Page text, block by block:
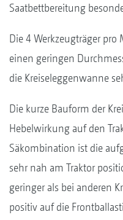
Saatbettbereitung
Die 4 Werkzeugträger
einen geringen
die Kreiseleggenwanne
Die kurze Bauform der
Hebelwirkung auf den
Säkombination ist die
sehr nah am Traktor
geringer als bei anderen
positiv auf die